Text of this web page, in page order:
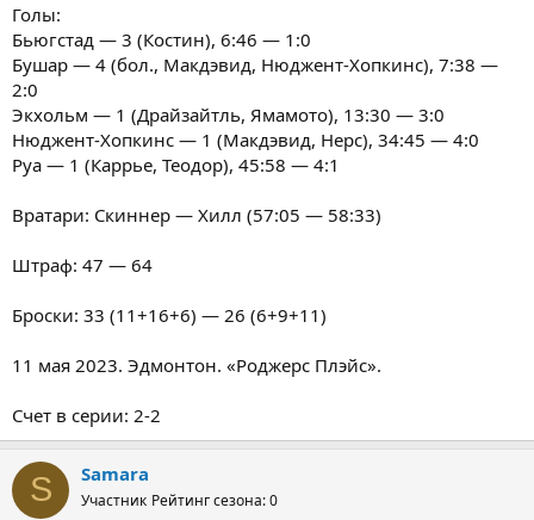
Голы:
Бьюгстад — 3 (Костин), 6:46 — 1:0
Бушар — 4 (бол., Макдэвид, Нюджент-Хопкинс), 7:38 —
2:0
Экхольм — 1 (Драйзайтль, Ямамото), 13:30 — 3:0
Нюджент-Хопкинс — 1 (Макдэвид, Нерс), 34:45 — 4:0
Руа — 1 (Каррье, Теодор), 45:58 — 4:1
Вратари: Скиннер — Хилл (57:05 — 58:33)
Штраф: 47 — 64
Броски: 33 (11+16+6) — 26 (6+9+11)
11 мая 2023. Эдмонтон. «Роджерс Плэйс».
Счет в серии: 2-2
S Samara
Участник Рейтинг сезона: 0